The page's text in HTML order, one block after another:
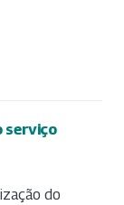
serviço
do